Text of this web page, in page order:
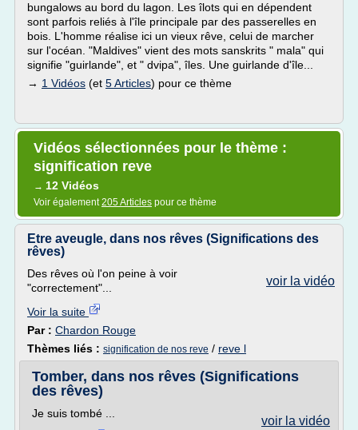
bungalows au bord du lagon. Les îlots qui en dépendent
sont parfois reliés à l'île principale par des passerelles en
bois. L'homme réalise ici un vieux rêve, celui de marcher
sur l'océan. "Maldives" vient des mots sanskrits " mala" qui
signifie "guirlande", et " dvipa", îles. Une guirlande d'île...
→ 1 Vidéos (et 5 Articles) pour ce thème
Vidéos sélectionnées pour le thème :
signification reve
→ 12 Vidéos
Voir également205 Articles pour ce thème
Etre aveugle, dans nos rêves (Significations des
rêves)
voir la vidéo
Des rêves où l'on peine à voir
"correctement"...
Voir la suite
Par : Chardon Rouge
Thèmes liés : signification de nos reve / reve l
Tomber, dans nos rêves (Significations
des rêves)
voir la vidéo
Je suis tombé ...